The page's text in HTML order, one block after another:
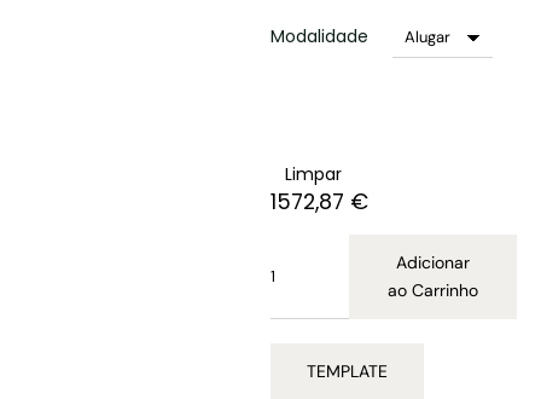
Modalidade
Limpar
1572,87 €
Adicionar
ao Carrinho
TEMPLATE